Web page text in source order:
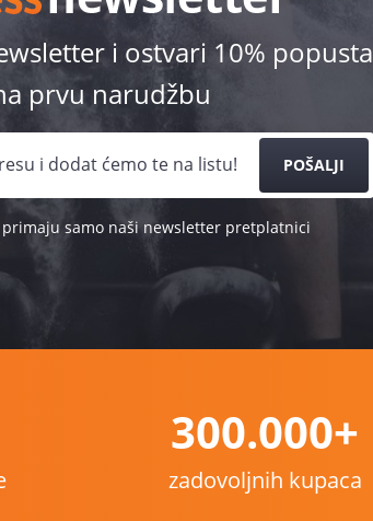
i ostvari 10% popusta
prvu narudžbu
POŠALJI
samo naši newsletter pretplatnici
300.000+
zadovoljnih kupaca